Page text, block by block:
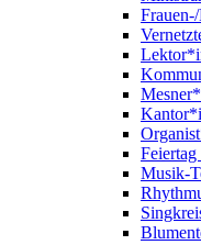
Musik-